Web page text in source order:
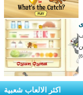
اكثر الالعاب شعبية